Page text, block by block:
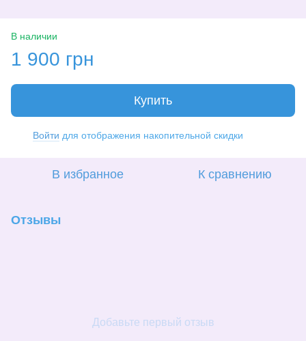
В наличии
1 900 грн
Купить
Войти для отображения накопительной скидки
В избранное К сравнению
Отзывы
Добавьте первый отзыв